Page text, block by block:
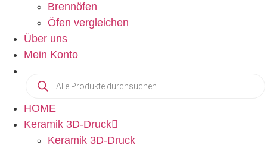
Brennöfen
Öfen vergleichen
Über uns
Mein Konto
Products
search
HOME
Keramik 3D-Druck
Keramik 3D-Druck